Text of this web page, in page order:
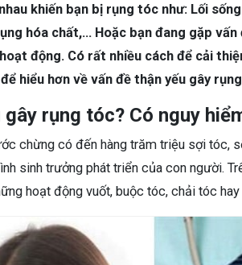
khiến bạn bị rụng tóc như: Lối
hóa chất,… Hoặc bạn đang gặp
động. Có rất nhiều cách để cải
hiểu hơn về vấn đề thận yếu gây
rụng tóc? Có nguy
chừng có đến hàng trăm triệu sợi tóc,
sinh trưởng phát triển của con người.
hoạt động vuốt, buộc tóc, chải tóc